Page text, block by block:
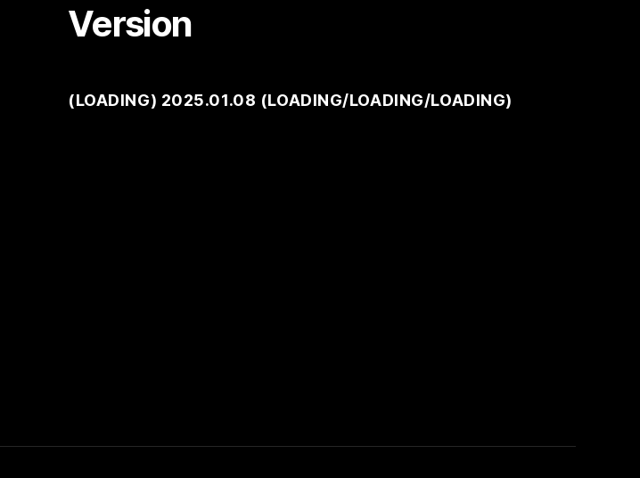
Version
(LOADING) 2025.01.08 (LOADING/LOADING/LOADING)